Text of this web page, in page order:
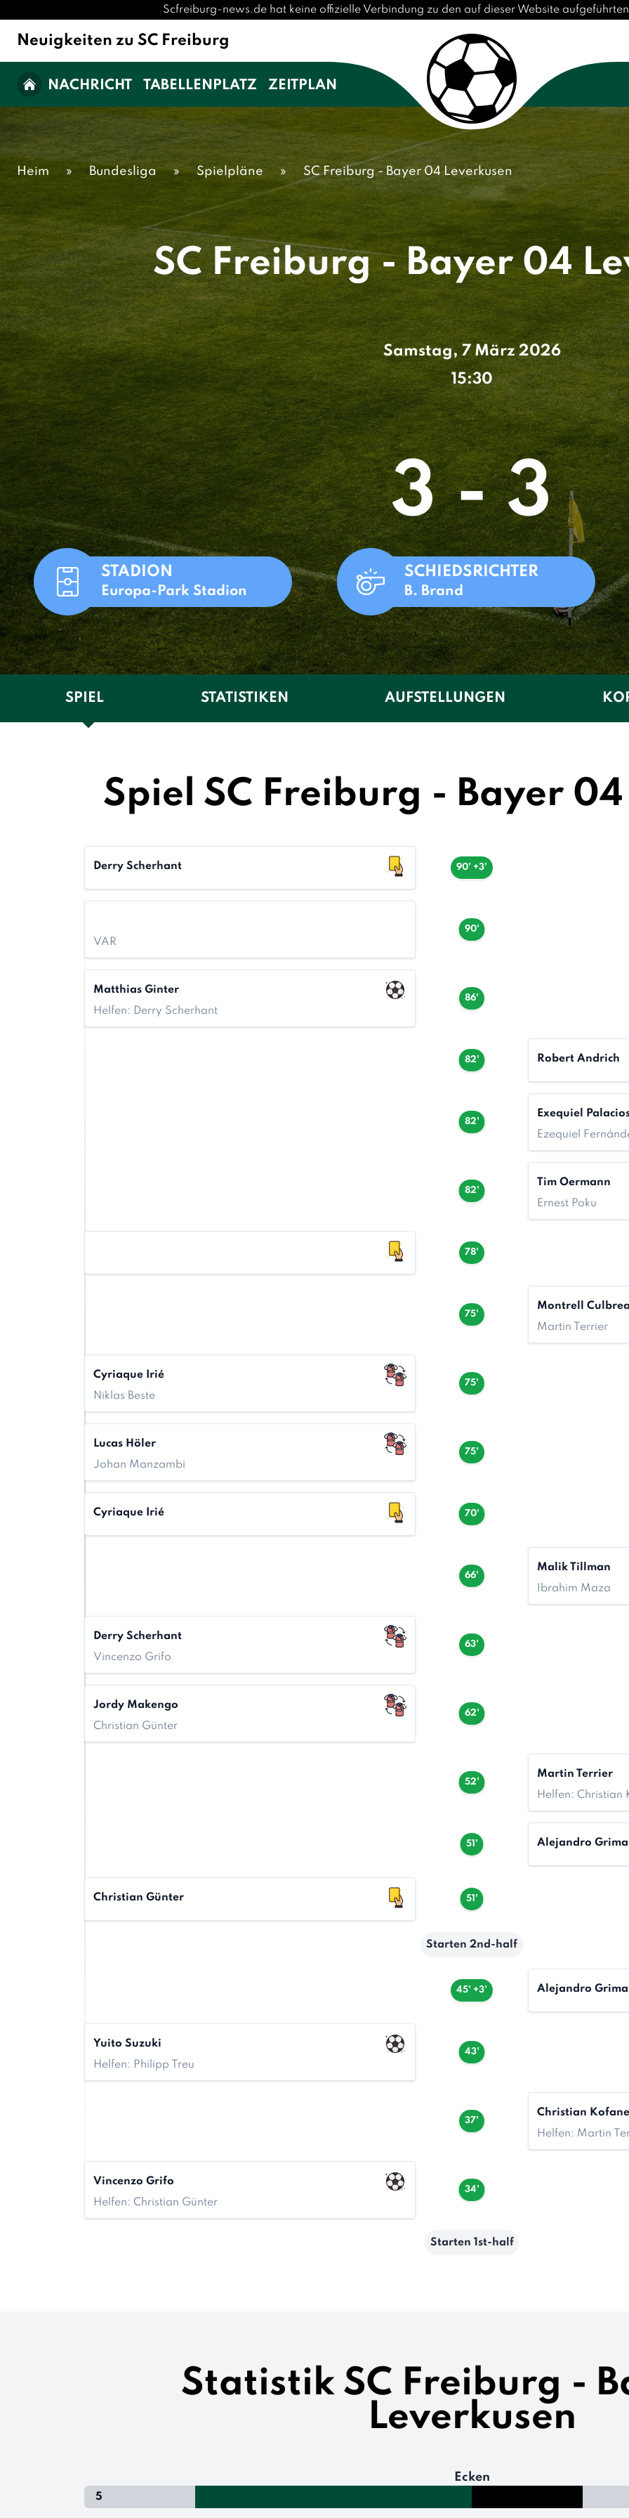
Scfreiburg-news.de hat keine offizielle Verbindung zu den auf dieser Website
Neuigkeiten zu SC Freiburg
NACHRICHT TABELLENPLATZ ZEITPLAN
Heim » Bundesliga » Spielpläne » SC Freiburg - Bayer 04 Leverkusen
SC Freiburg - Bayer 04
Samstag, 7 März 2026
15:30
3 - 3
STADION
Europa-Park Stadion
SCHIEDSRICHTER
B. Brand
SPIEL STATISTIKEN AUFSTELLUNGEN
Spiel SC Freiburg - Bayer
90' +3'
Derry Scherhant
90'
VAR
86'
Matthias Ginter
Helfen: Derry Scherhant
82' Robert Andrich
82'
Exequiel
Ezequiel
82'
Tim Oermann
Ernest Poku
78'
75'
Montrell
Martin Terrier
75'
Cyriaque Irié
Niklas Beste
75'
Lucas Höler
Johan Manzambi
70'
Cyriaque Irié
66'
Malik Tillman
Ibrahim Maza
63'
Derry Scherhant
Vincenzo Grifo
62'
Jordy Makengo
Christian Günter
52'
Martin Terrier
Helfen: Christian
51' Alejandro
51'
Christian Günter
Starten 2nd-half
45' +3' Alejandro
43'
Yuito Suzuki
Helfen: Philipp Treu
37'
Christian Kofane
Helfen: Martin
34'
Vincenzo Grifo
Helfen: Christian Günter
Starten 1st-half
Statistik SC Freiburg -
Leverkusen
Ecken
5